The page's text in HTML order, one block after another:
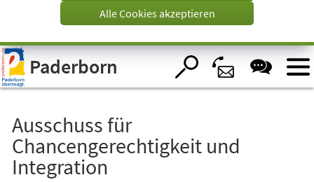
Visuelle
Assistenzsoftware
öffnen.
Alle Cookies akzeptieren
Paderborn
Ausschuss für
Chancengerechtigkeit und
Integration